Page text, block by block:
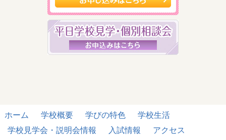
ホーム 学校概要 学びの特色
学校生活
学校見学会・説明会情報
入試情報 アクセス